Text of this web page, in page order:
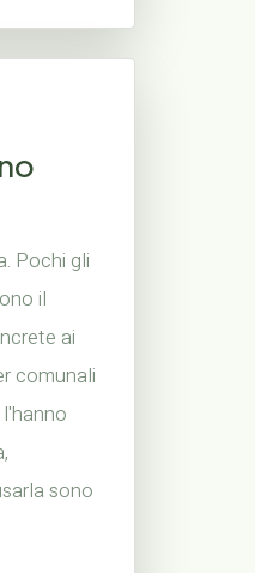
Pochi gli
il
ai
comunali
sono